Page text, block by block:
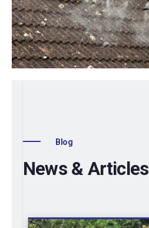
Blog
News & Articles